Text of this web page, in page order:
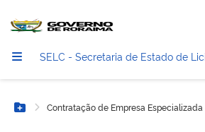
SELC - Secretaria de Estado de
Botão Menu
Contratação de Empresa